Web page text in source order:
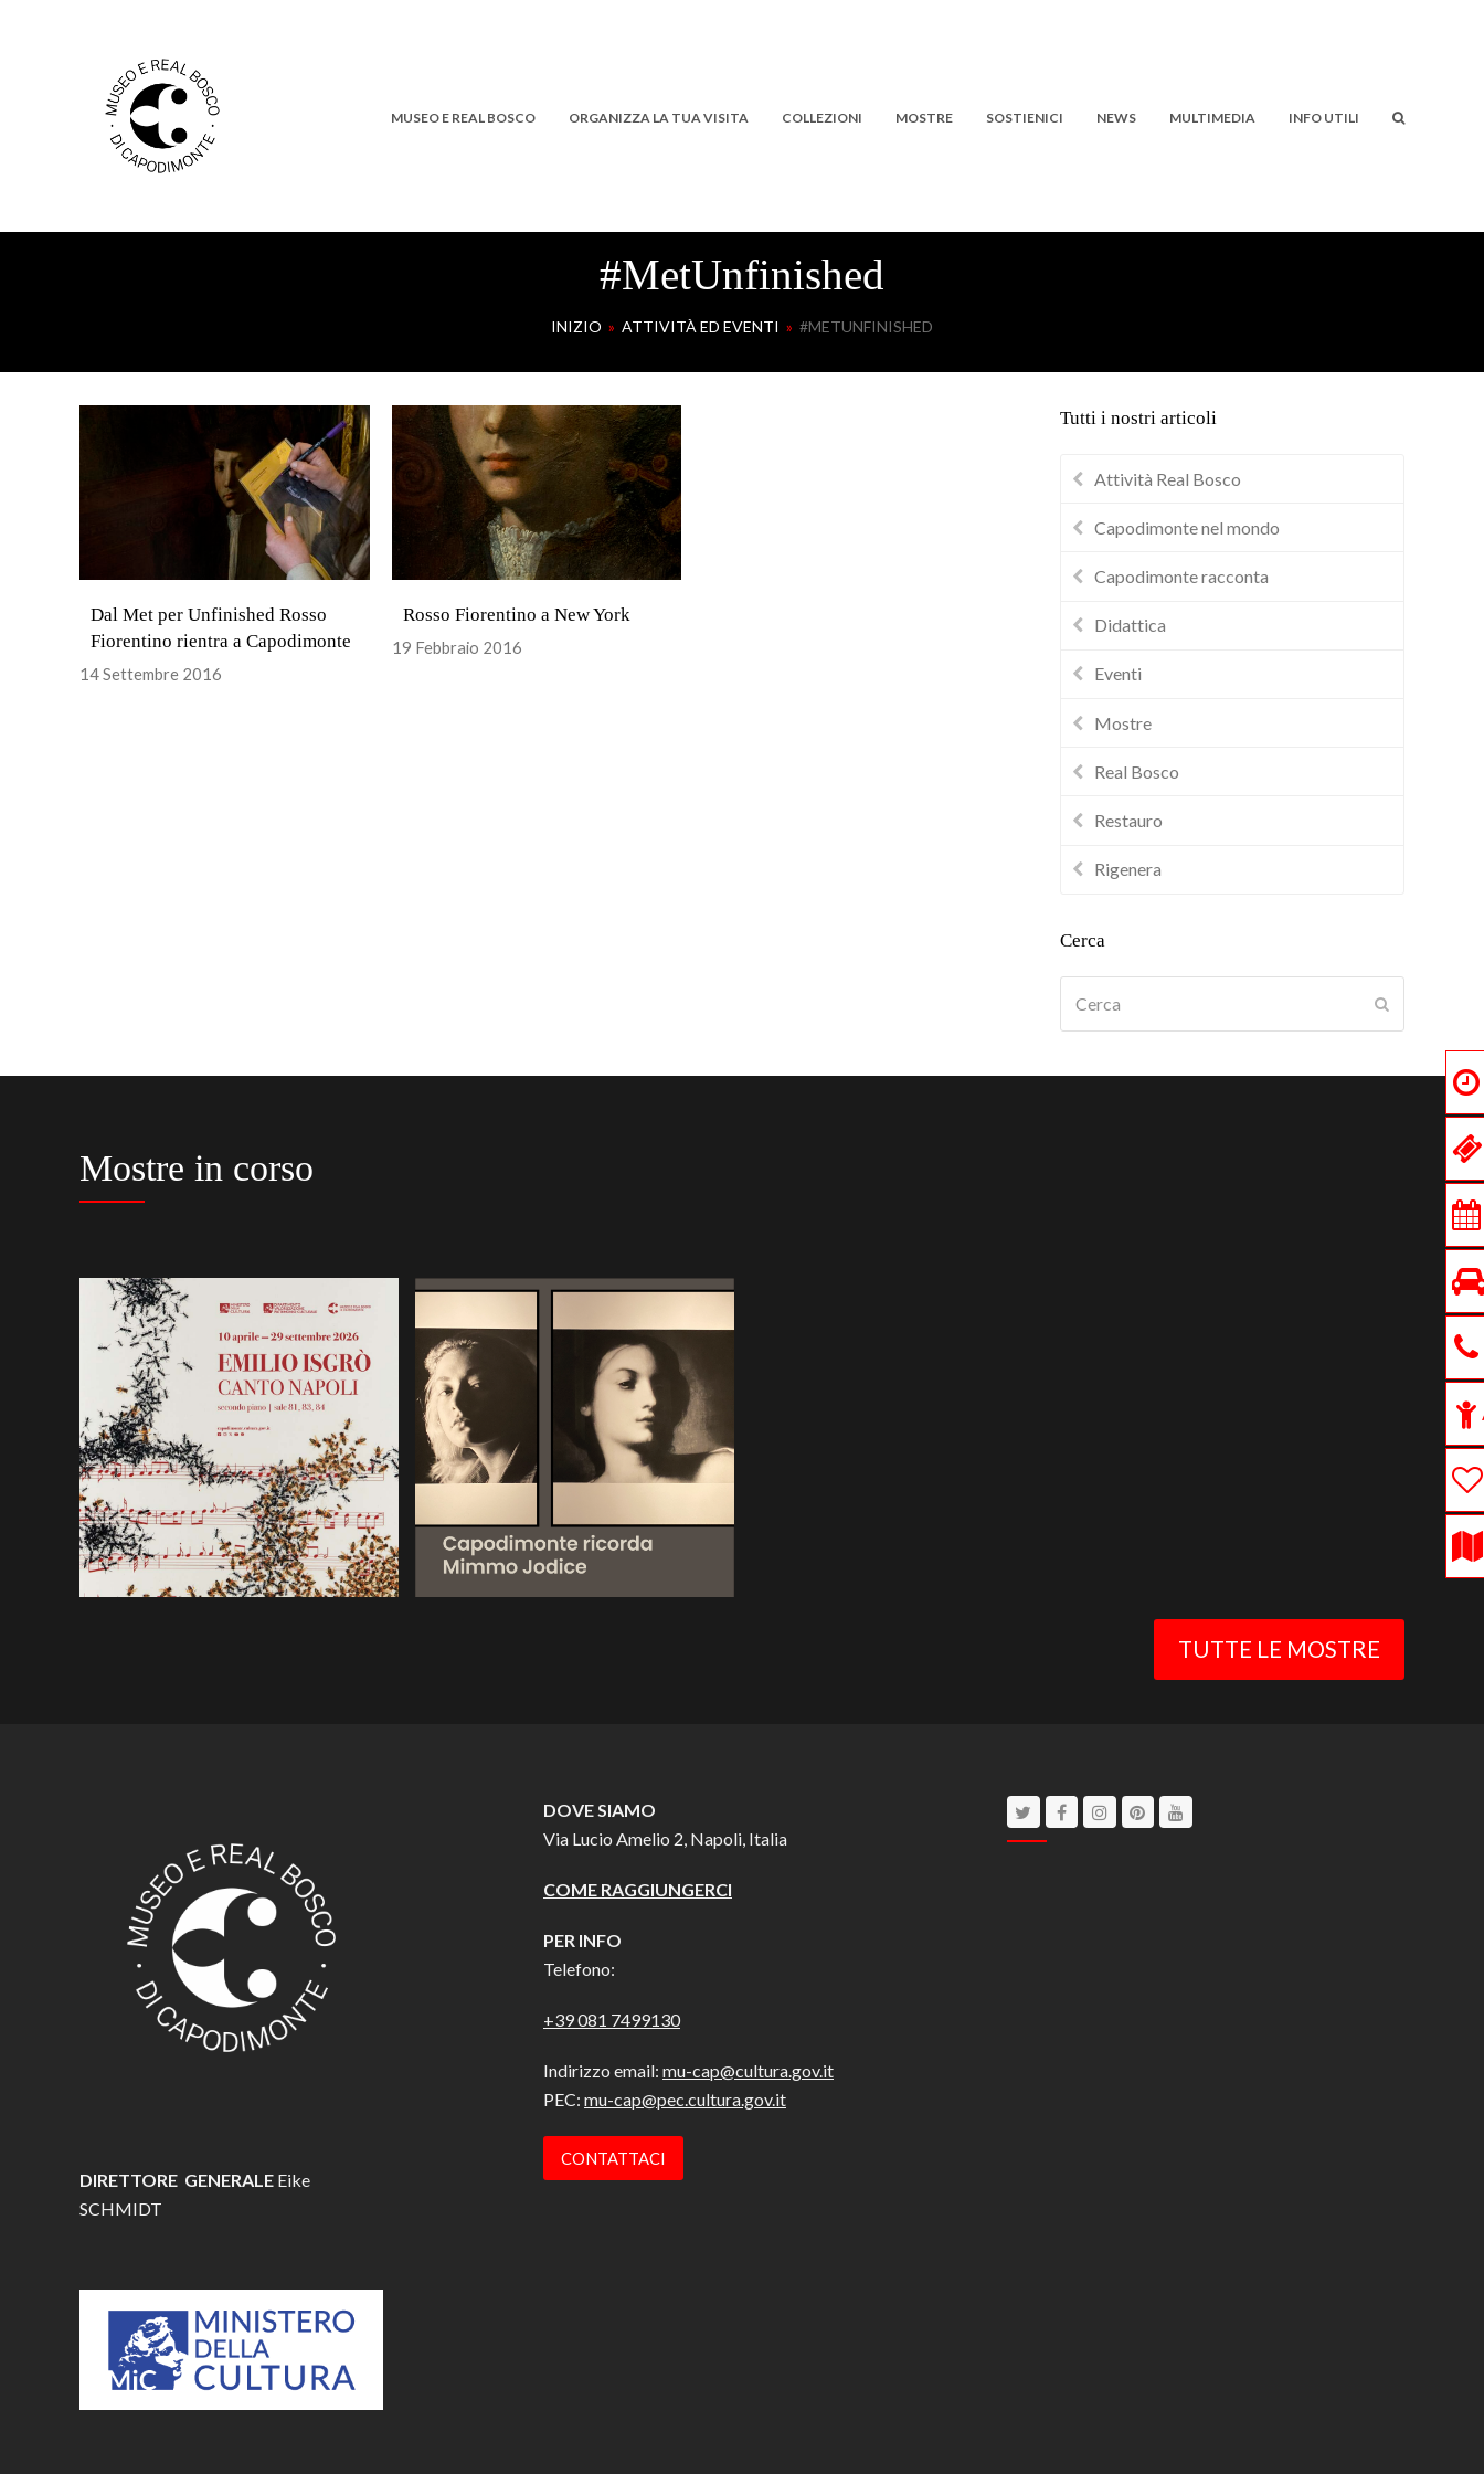
MUSEO E REAL BOSCO ORGANIZZA LA TUA VISITA COLLEZIONI MOSTRE SOSTIENICI NEWS MULTIMEDIA INFO UTILI
#MetUnfinished
INIZIO » ATTIVITÀ ED EVENTI » #METUNFINISHED
Dal Met per Unfinished Rosso
Fiorentino rientra a Capodimonte
14 Settembre 2016
Rosso Fiorentino a New York
19 Febbraio 2016
Tutti i nostri articoli
Attività Real Bosco
Capodimonte nel mondo
Capodimonte racconta
Didattica
Eventi
Mostre
Real Bosco
Restauro
Rigenera
Cerca
Mostre in corso
TUTTE LE MOSTRE
DIRETTORE GENERALE Eike
SCHMIDT
DOVE SIAMO
Via Lucio Amelio 2, Napoli, Italia
COME RAGGIUNGERCI
PER INFO
Telefono:
+39 081 7499130
Indirizzo email: mu-cap@cultura.gov.it
PEC: mu-cap@pec.cultura.gov.it
CONTATTACI
TwitterFacebookInstagram
PinterestYoutube